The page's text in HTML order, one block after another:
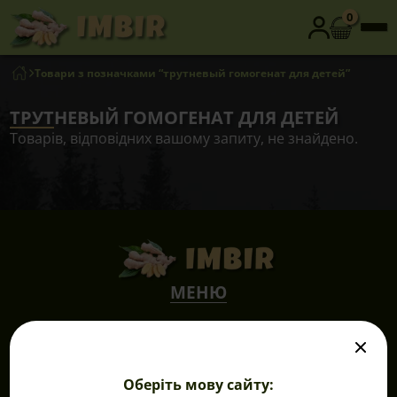
0
Товари з позначками “трутневый гомогенат для детей”
ТРУТНЕВЫЙ ГОМОГЕНАТ ДЛЯ ДЕТЕЙ
Товарів, відповідних вашому запиту, не знайдено.
МЕНЮ
Корисне
Оберіть мову сайту: